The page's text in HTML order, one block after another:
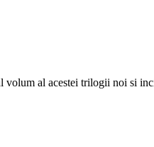
al acestei trilogii noi si